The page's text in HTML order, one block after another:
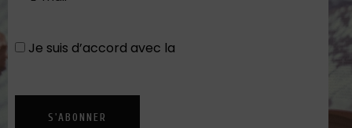
Je suis d’accord avec la
S'ABONNER